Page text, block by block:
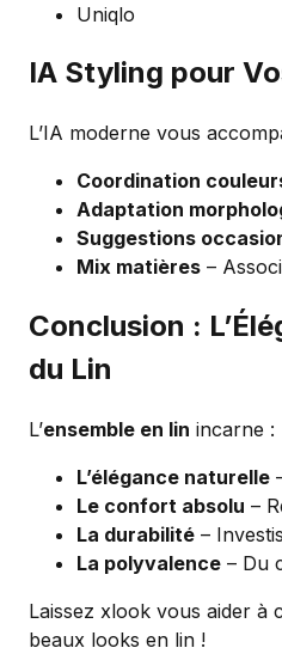
Uniqlo
IA Styling pour
L’IA moderne vous
Coordination
Adaptation
Suggestions
Mix matières –
Conclusion :
du Lin
L’ensemble en lin incarne :
L’élégance naturelle
Le confort absolu –
La durabilité –
La polyvalence – Du
Laissez xlook vous aider à
beaux looks en lin !